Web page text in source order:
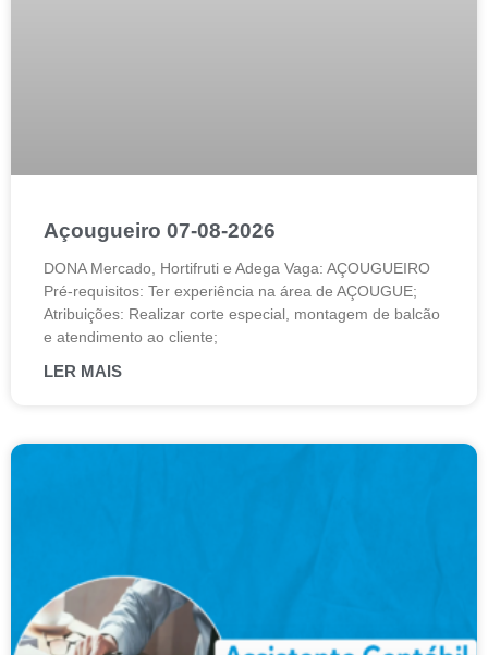
Açougueiro 07-08-2026
DONA Mercado, Hortifruti e Adega Vaga: AÇOUGUEIRO
Pré-requisitos: Ter experiência na área de AÇOUGUE;
Atribuições: Realizar corte especial, montagem de balcão
e atendimento ao cliente;
LER MAIS